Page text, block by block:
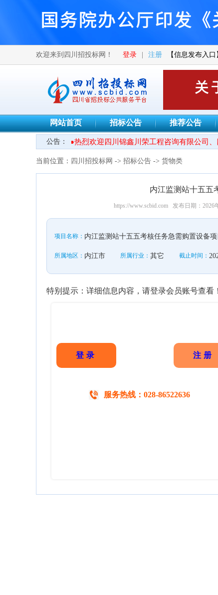
欢迎来到四川招投标网！ 登录 注册 【信息发布入口
网站首页 招标公告 推荐公告
公告：●热烈欢迎四川锦鑫川荣工程咨询有限公司、四
当前位置： 四川招投标网 -> 招标公告 -> 货物类
内江监测站十五五
https://www.scbid.com 发布日期：2026
项目名称： 内江监测站十五五考核任务急需购置设备
所属地区： 内江市 所属行业： 其它 截止时间：
特别提示：详细信息内容，请登录会员账号查看！
登录 注册
服务热线：028-86522636